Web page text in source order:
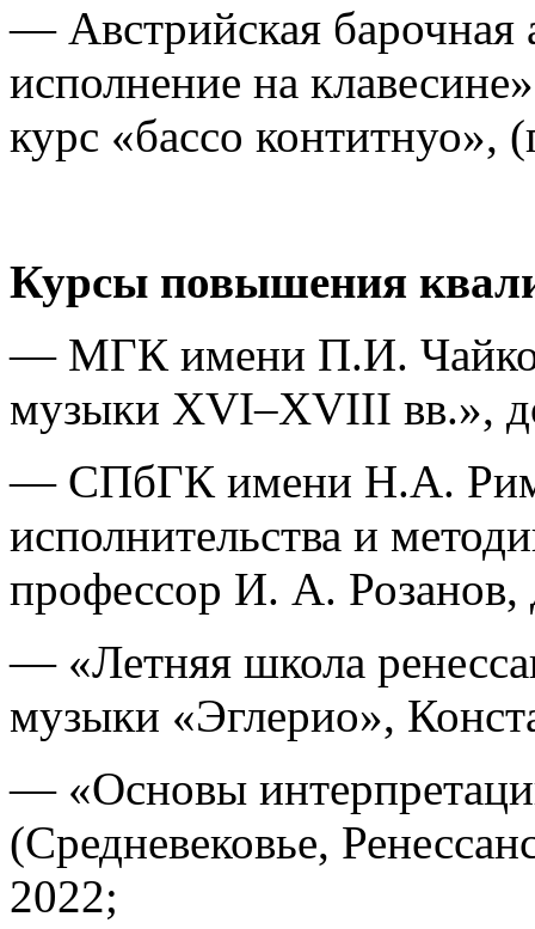
— Австрийская барочная
исполнение на
курс «бассо контитнуо»,
Курсы повышения
— МГК имени П.И.
музыки XVI–XVIII вв.»,
— СПбГК имени Н.А.
исполнительства и
профессор И. А.
— «Летняя школа
музыки «Эглерио»,
— «Основы
(Средневековье,
2022;